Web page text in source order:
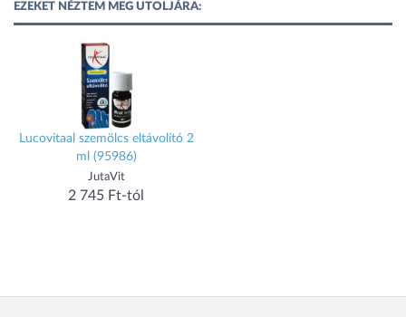
EZEKET NÉZTEM MEG UTOLJÁRA:
Lucovitaal szemölcs eltávolító 2
ml (95986)
JutaVit
2 745 Ft-tól